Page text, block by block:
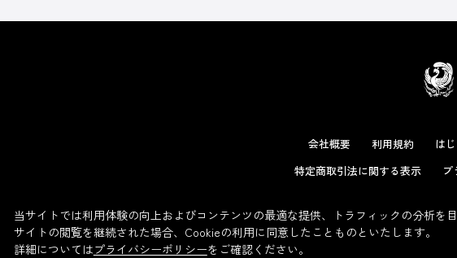
会社概要 利用規約 は
特定商取引法に関する表示
プ
当サイトでは利用体験の向上およびコンテンツの最適な提供、トラフィックの分析を
サイトの閲覧を継続された場合、Cookieの利用に同意したことものといたします。
詳細についてはプライバシーポリシーをご確認ください。